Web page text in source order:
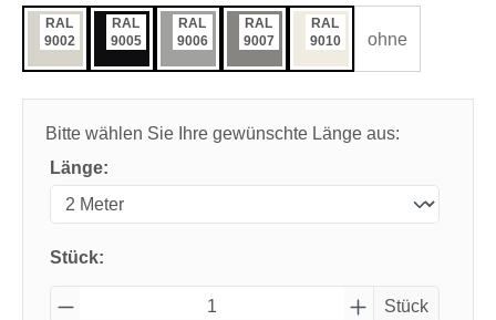
RAL
9002
RAL
9005
RAL
9006
RAL
9007
RAL
9010
ohne
Bitte wählen Sie Ihre gewünschte Länge aus:
Länge:
Stück:
Stück